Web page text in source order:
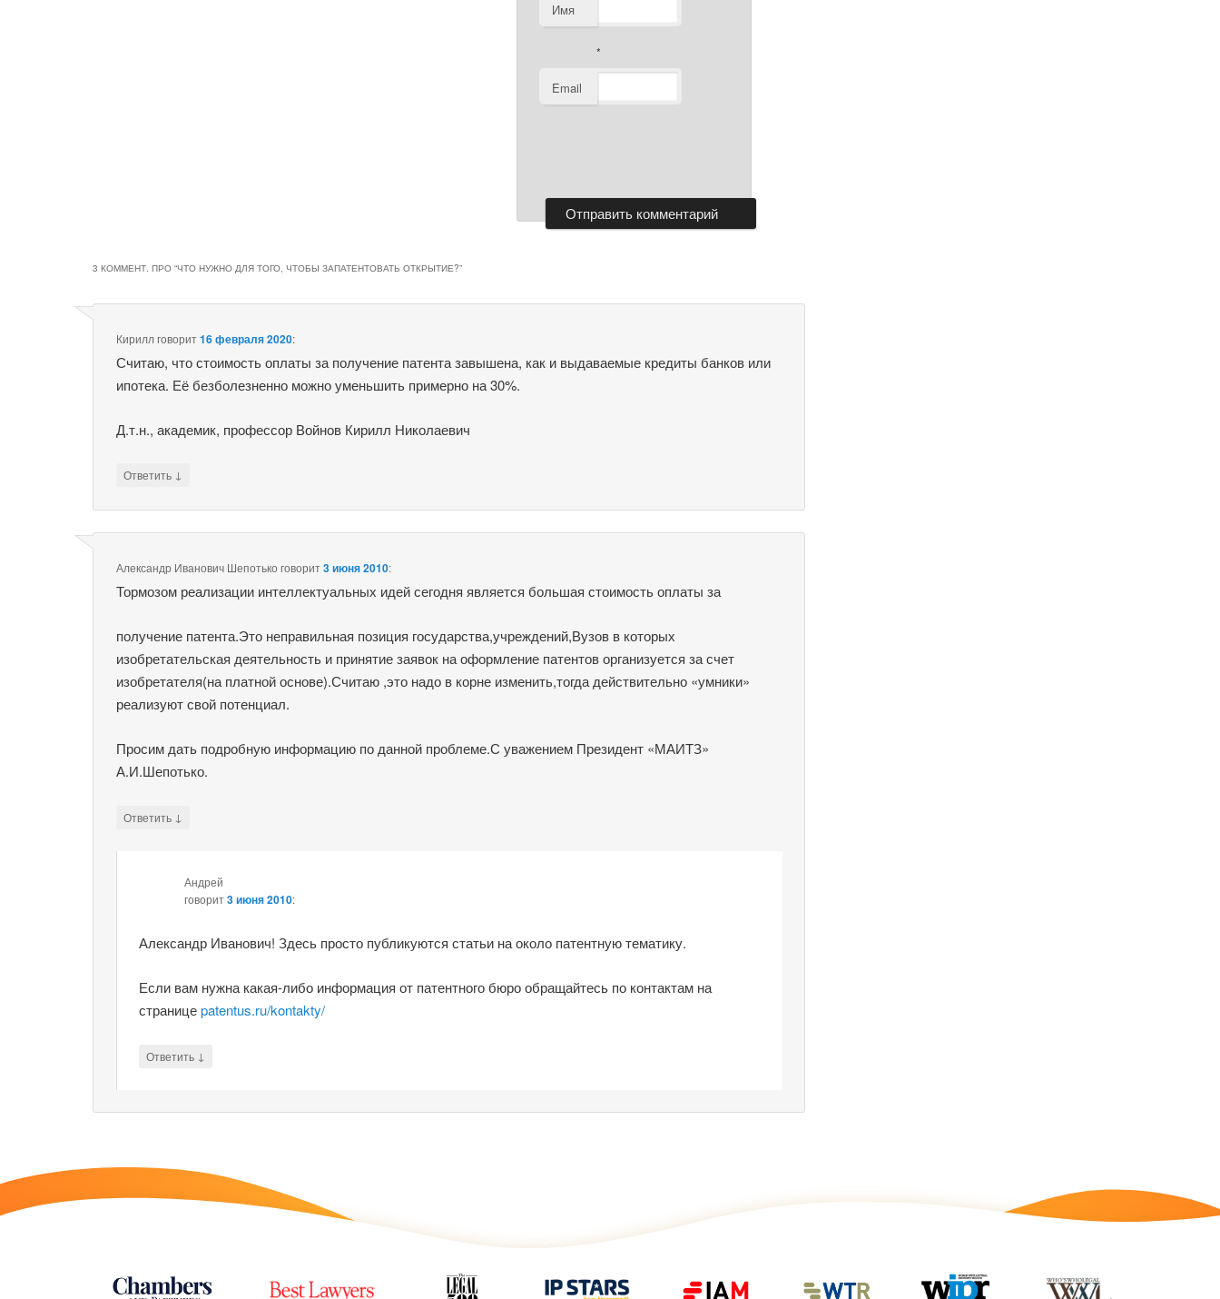
Имя
Email
*
3 КОММЕНТ. ПРО “ЧТО НУЖНО ДЛЯ ТОГО, ЧТОБЫ ЗАПАТЕНТОВАТЬ ОТКРЫТИЕ?”
Кирилл говорит 16 февраля 2020:
Считаю, что стоимость оплаты за получение патента завышена, как и выдаваемые кредиты банков или
ипотека. Её безболезненно можно уменьшить примерно на 30%.
Д.т.н., академик, профессор Войнов Кирилл Николаевич
Ответить ↓
Александр Иванович Шепотько говорит 3 июня 2010:
Тормозом реализации интеллектуальных идей сегодня является большая стоимость оплаты за
получение патента.Это неправильная позиция государства,учреждений,Вузов в которых
изобретательская деятельность и принятие заявок на оформление патентов организуется за счет
изобретателя(на платной основе).Считаю ,это надо в корне изменить,тогда действительно «умники»
реализуют свой потенциал.
Просим дать подробную информацию по данной проблеме.С уважением Президент «МАИТЗ»
А.И.Шепотько.
Ответить ↓
Андрей
говорит3 июня 2010:
Александр Иванович! Здесь просто публикуются статьи на около патентную тематику.
Если вам нужна какая-либо информация от патентного бюро обращайтесь по контактам на
страницеpatentus.ru/kontakty/
Ответить ↓